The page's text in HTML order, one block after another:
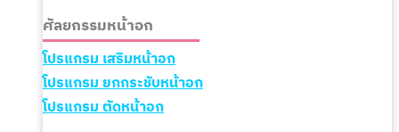
ศัลยกรรมหน้าอก
โปรแกรม เสริมหน้าอก
โปรแกรม ยกกระชับหน้าอก
โปรแกรม ตัดหน้าอก